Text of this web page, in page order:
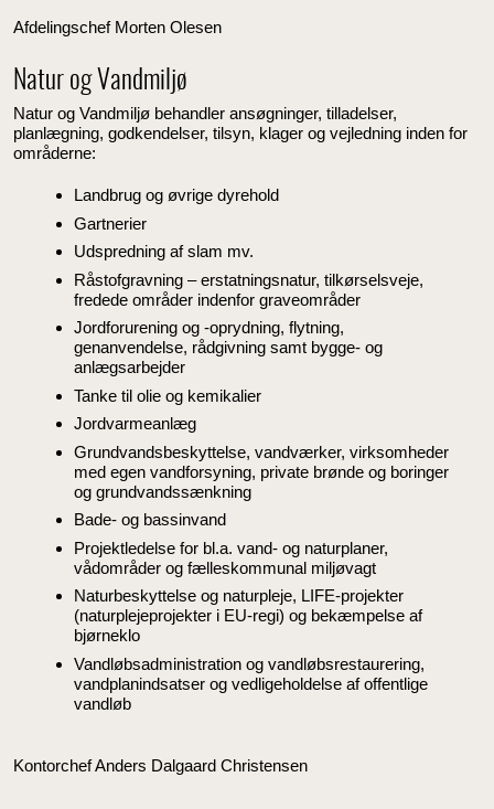
Afdelingschef Morten Olesen
Natur og Vandmiljø
Natur og Vandmiljø behandler ansøgninger, tilladelser,
planlægning, godkendelser, tilsyn, klager og vejledning inden for
områderne:
Landbrug og øvrige dyrehold
Gartnerier
Udspredning af slam mv.
Råstofgravning – erstatningsnatur, tilkørselsveje,
fredede områder indenfor graveområder
Jordforurening og -oprydning, flytning,
genanvendelse, rådgivning samt bygge- og
anlægsarbejder
Tanke til olie og kemikalier
Jordvarmeanlæg
Grundvandsbeskyttelse, vandværker, virksomheder
med egen vandforsyning, private brønde og boringer
og grundvandssænkning
Bade- og bassinvand
Projektledelse for bl.a. vand- og naturplaner,
vådområder og fælleskommunal miljøvagt
Naturbeskyttelse og naturpleje, LIFE-projekter
(naturplejeprojekter i EU-regi) og bekæmpelse af
bjørneklo
Vandløbsadministration og vandløbsrestaurering,
vandplanindsatser og vedligeholdelse af offentlige
vandløb
Kontorchef Anders Dalgaard Christensen